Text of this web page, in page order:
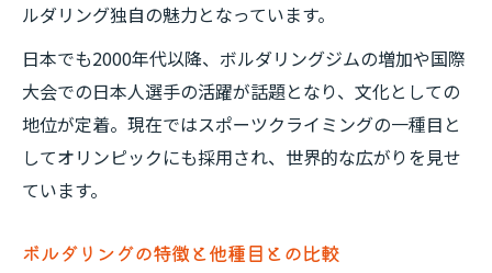
ルダリング独自の魅力となっています。
日本でも2000年代以降、ボルダリングジムの増加や国際
大会での日本人選手の活躍が話題となり、文化としての
地位が定着。現在ではスポーツクライミングの一種目と
してオリンピックにも採用され、世界的な広がりを見せ
ています。
ボルダリングの特徴と他種目との比較